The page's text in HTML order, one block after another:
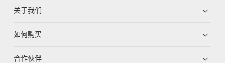
关于我们
如何购买
合作伙伴